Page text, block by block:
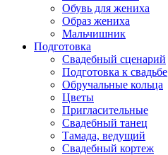
Обувь для жениха
Образ жениха
Мальчишник
Подготовка
Свадебный сценарий
Подготовка к свадьбе
Обручальные кольца
Цветы
Пригласительные
Свадебный танец
Тамада, ведущий
Свадебный кортеж